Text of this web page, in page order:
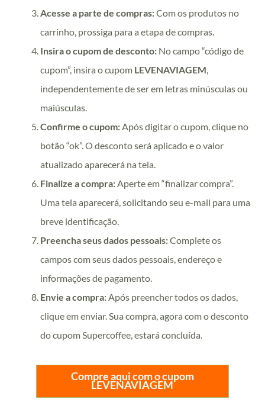
Acesse a parte de compras:Com os produtos no
carrinho, prossiga para a etapa de compras.
Insira o cupom de desconto: No campo “código de
cupom”, insira o cupom LEVENAVIAGEM
independentemente de ser em letras minúsculas ou
maiúsculas.
Confirme o cupom: Após digitar o cupom, clique no
botão “ok”. O desconto será aplicado e o valor
atualizado aparecerá na tela.
Finalize a compra: Aperte em “finalizar compra”.
Uma tela aparecerá, solicitando seu e-mail para uma
breve identificação.
Preencha seus dados pessoais:Complete os
campos com seus dados pessoais, endereço e
informações de pagamento.
Envie a compra: Após preencher todos os dados,
clique em enviar. Sua compra, agora com o desconto
do cupom Supercoffee, estará concluída.
Compre aqui com o cupom
LEVENAVIAGEM